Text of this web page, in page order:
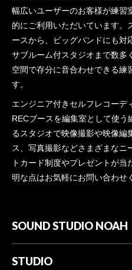
幅広いユーザーのお客様が練習
的にご利用いただいています。
ースから、ビッグバンドにも対
サブルーム付スタジオまで数多
空間で存分に音合わせできる練
す。
エンジニア付きセルフレコーデ
RECブースを編集室として使う
るスタジオで映像撮影や映像編
ス、写真撮影などさまざまなニ
トカード制度やプレゼントが
明な点はお気軽にお問い合わせ
SOUND STUDIO NOAH
STUDIO